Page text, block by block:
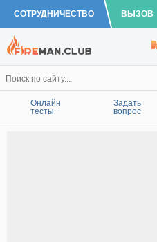
СОТРУДНИЧЕСТВО ВЫЗОВ
Онлайн
тесты
Задать
вопрос